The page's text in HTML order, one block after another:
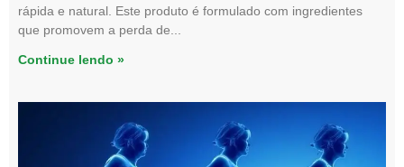
rápida e natural. Este produto é formulado com ingredientes
que promovem a perda de
Continue lendo »